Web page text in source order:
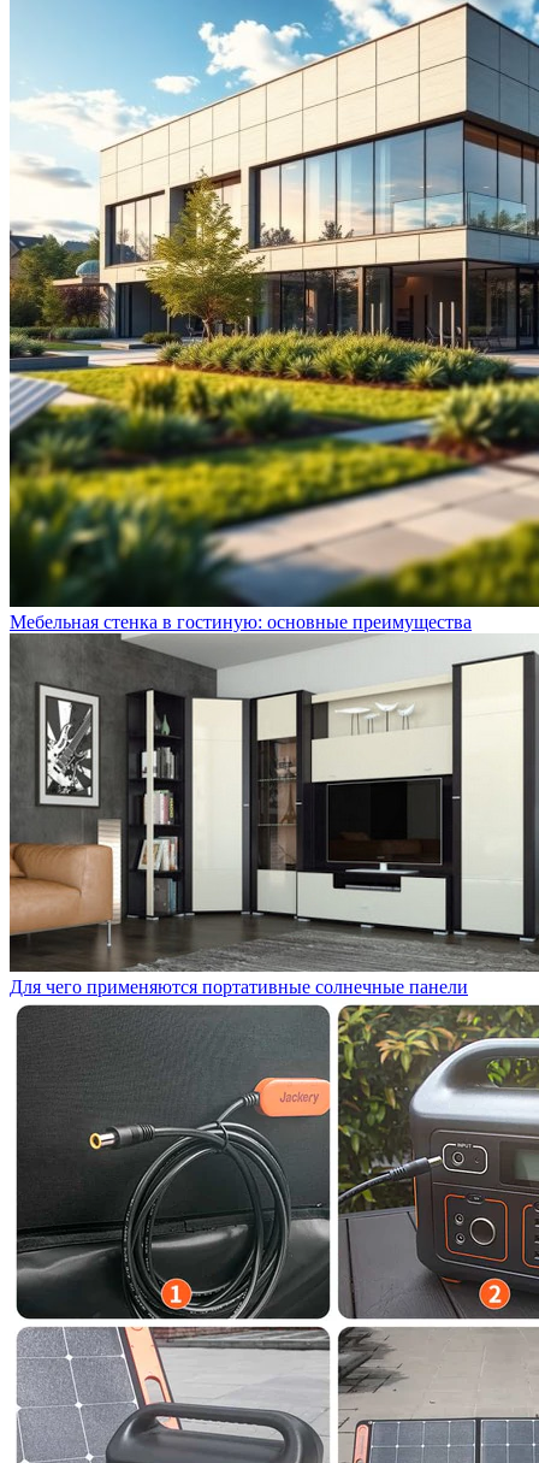
Мебельная стенка в гостиную: основные преимущества
Для чего применяются портативные солнечные панели